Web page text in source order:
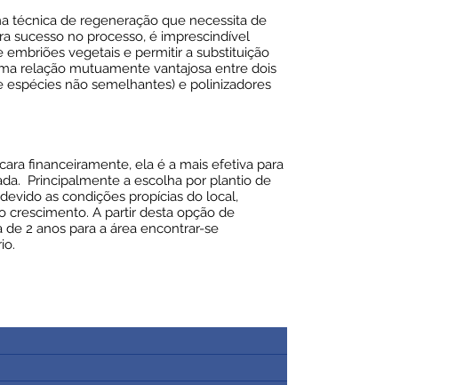
técnica de regeneração que necessita de
sucesso no processo, é imprescindível
vegetais e permitir a substituição
relação mutuamente vantajosa entre dois
espécies não semelhantes) e polinizadores
financeiramente, ela é a mais efetiva para
Principalmente a escolha por plantio de
as condições propícias do local,
crescimento. A partir desta opção de
2 anos para a área encontrar-se